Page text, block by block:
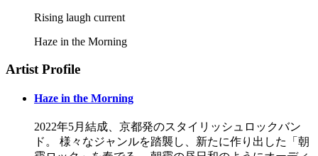
Rising laugh current
Haze in the Morning
Artist Profile
Haze in the Morning
2022年5月結成、京都発のスタイリッシュロックバン
ド。 様々なジャンルを踏襲し、新たに作り出した「朝